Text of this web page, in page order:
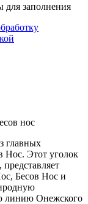
для заполнения
главных
Нос. Этот уголок
Бесов Нос и
линию Онежского